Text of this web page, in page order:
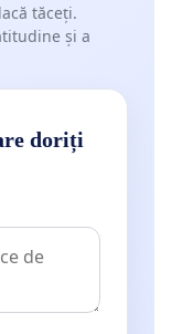
tăceți.
și a
doriți